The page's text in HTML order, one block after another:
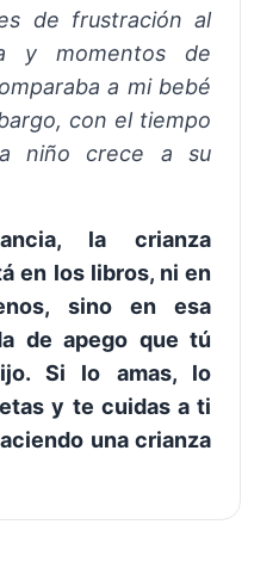
de frustración al
y momentos de
a mi bebé
con el tiempo
niño crece a su
la crianza
en los libros, ni en
sino en esa
de apego que tú
Si lo amas, lo
y te cuidas a ti
una crianza